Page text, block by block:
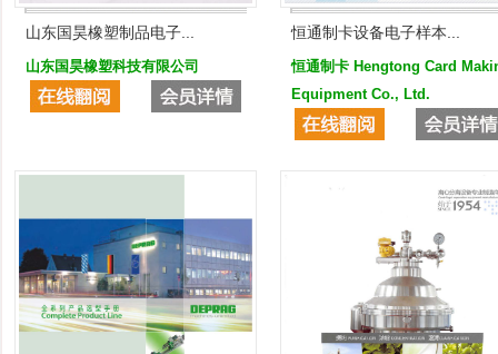
山东国昊橡塑制品电子...
山东国昊橡塑科技有限公司
恒通制卡设备电子样本...
恒通制卡 Hengtong Card
Equipment Co., Ltd.